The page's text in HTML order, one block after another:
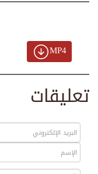
MP4
تعليقات